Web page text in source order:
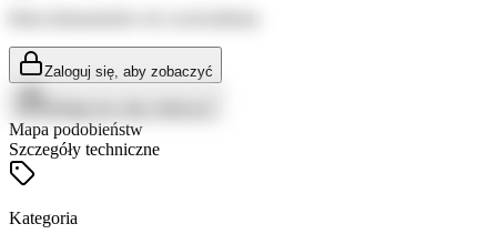
Zaloguj się, aby zobaczyć
Mapa podobieństw
Szczegóły techniczne
Kategoria